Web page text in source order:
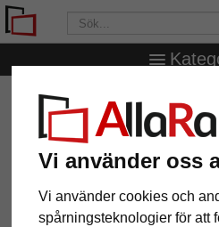
Vi använder oss
Vi använder cookies och
spårningsteknologier för att
AllaRamar.se Ramstorlek
Inca
Träram Inca